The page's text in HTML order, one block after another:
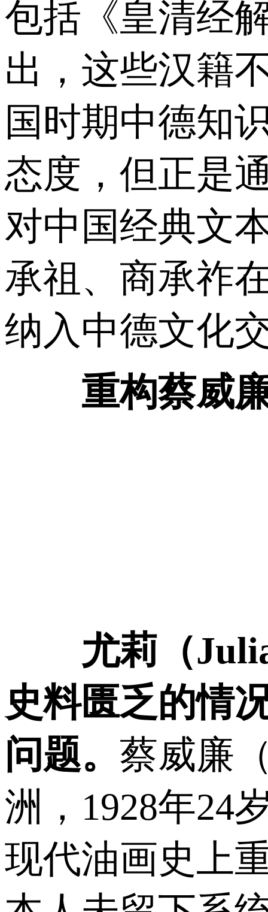
包括《皇清经
出，这些汉籍
国时期中德知
态度，但正是
对中国经典文
承祖、商承祚
纳入中德文化
重构蔡威
尤莉（
史料匮乏的情
问题。 蔡威廉
洲，1928年24
现代油画史上